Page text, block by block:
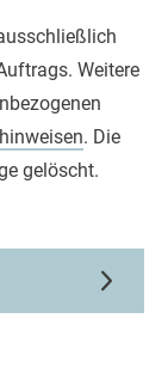
Weitere
. Die
gelöscht.